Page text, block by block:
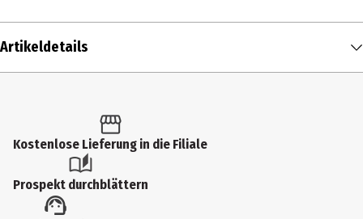
Artikeldetails
Produkttyp
Versandmaterial
Artikelnummer des Herstellers
Kostenlose Lieferung in die Filiale
Prospekt durchblättern